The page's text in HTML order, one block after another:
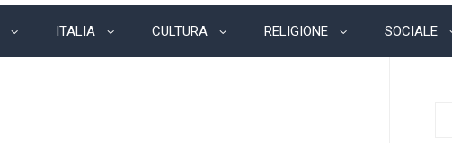
ITALIA CULTURA RELIGIONE SOCIALE